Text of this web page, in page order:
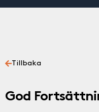
Tillbaka
God